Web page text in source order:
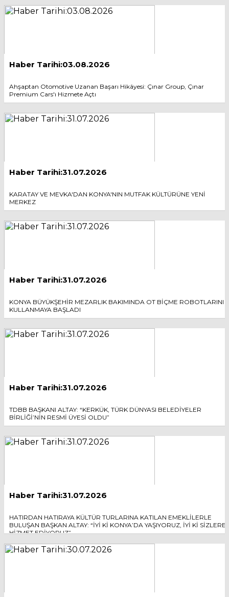
Haber Tarihi:03.08.2026
Ahşaptan Otomotive Uzanan Başarı Hikâyesi: Çınar Group, Çınar
Premium Cars'ı Hizmete Açtı
Haber Tarihi:31.07.2026
KARATAY VE MEVKA'DAN KONYA'NIN MUTFAK KÜLTÜRÜNE YENİ
MERKEZ
Haber Tarihi:31.07.2026
KONYA BÜYÜKŞEHİR MEZARLIK BAKIMINDA OT BİÇME ROBOTLARINI
KULLANMAYA BAŞLADI
Haber Tarihi:31.07.2026
TDBB BAŞKANI ALTAY: “KERKÜK, TÜRK DÜNYASI BELEDİYELER
BİRLİĞİ’NİN RESMİ ÜYESİ OLDU”
Haber Tarihi:31.07.2026
HATIRDAN HATIRAYA KÜLTÜR TURLARINA KATILAN EMEKLİLERLE
BULUŞAN BAŞKAN ALTAY: “İYİ Kİ KONYA’DA YAŞIYORUZ, İYİ Kİ SİZLERE
HİZMET EDİYORUZ”